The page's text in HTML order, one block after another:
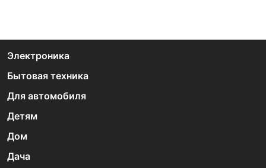
Электроника
Бытовая техника
Для автомобиля
Детям
Дом
Дача